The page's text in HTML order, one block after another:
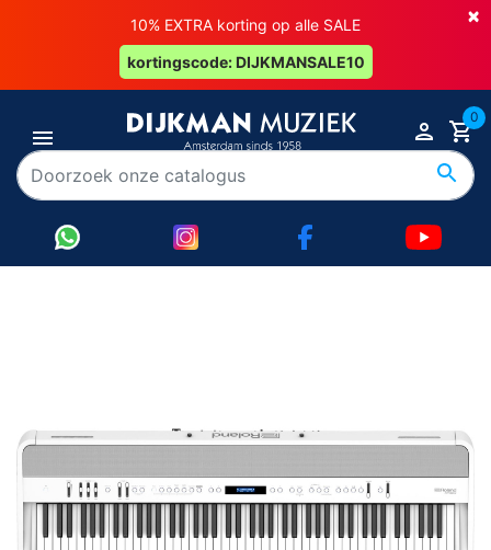
×
10% EXTRA korting op alle SALE
kortingscode: DIJKMANSALE10
0